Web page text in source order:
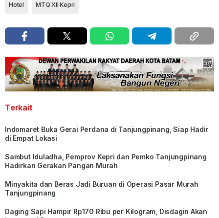
Hotel MTQ XII Kepri
Terkait
Indomaret Buka Gerai Perdana di Tanjungpinang, Siap Hadir
di Empat Lokasi
Sambut Iduladha, Pemprov Kepri dan Pemko Tanjungpinang
Hadirkan Gerakan Pangan Murah
Minyakita dan Beras Jadi Buruan di Operasi Pasar Murah
Tanjungpinang
Daging Sapi Hampir Rp170 Ribu per Kilogram, Disdagin Akan